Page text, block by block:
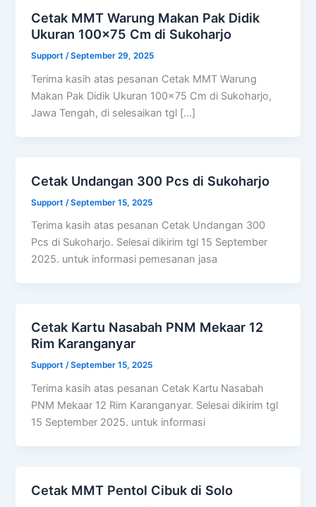
Cetak MMT Warung Makan Pak Didik
Ukuran 100×75 Cm di Sukoharjo
Support/September 29, 2025
Terima kasih atas pesanan Cetak MMT Warung
Makan Pak Didik Ukuran 100×75 Cm di Sukoharjo,
Jawa Tengah, di selesaikan tgl […]
Cetak Undangan 300 Pcs di Sukoharjo
Support /September 15, 2025
Terima kasih atas pesanan Cetak Undangan 300
Pcs di Sukoharjo. Selesai dikirim tgl 15 September
2025. untuk informasi pemesanan jasa
Cetak Kartu Nasabah PNM Mekaar 12
Rim Karanganyar
Support/September 15, 2025
Terima kasih atas pesanan Cetak Kartu Nasabah
PNM Mekaar 12 Rim Karanganyar. Selesai dikirim tgl
15 September 2025. untuk informasi
Cetak MMT Pentol Cibuk di Solo